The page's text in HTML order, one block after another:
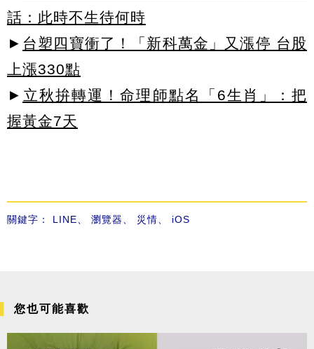
話：此時不生待何時
► 台塑四寶衝了！「新科萬金」又漲停 台股
上漲330點
► 立秋拚轉運！命理師點名「6生肖」：把
握黃金7天
關鍵字： LINE 瀏覽器 災情 iOS
您也可能喜歡